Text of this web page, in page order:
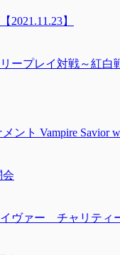
2021.11.23】
ープレイ対戦～紅
ト Vampire Savior
会
ヴァー チャリティ